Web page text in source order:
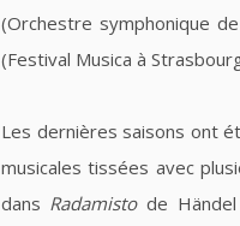
(Orchestre symphonique
(Festival Musica à
Les dernières saisons ont
musicales tissées avec
dans Radamistode Händel